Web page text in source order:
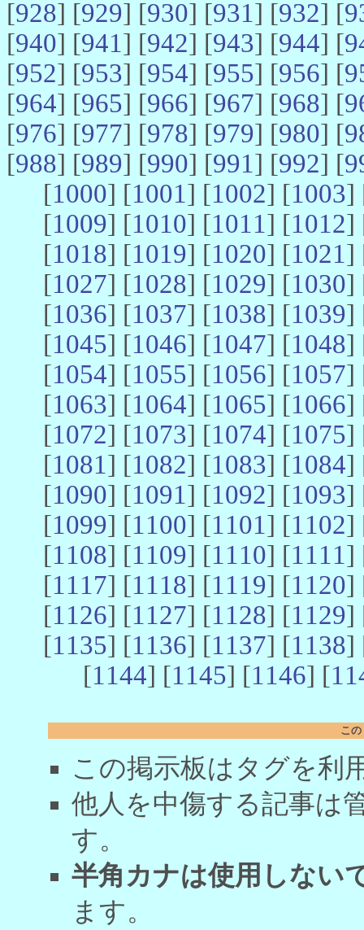
[928] [929] [930] [931] [932] [
[940] [941] [942] [943] [944] [
[952] [953] [954] [955] [956] [
[964] [965] [966] [967] [968] [
[976] [977] [978] [979] [980] [
[988] [989] [990] [991] [992] [
[1000] [1001] [1002] [1003]
[1009] [1010] [1011] [1012]
[1018] [1019] [1020] [1021]
[1027] [1028] [1029] [1030]
[1036] [1037] [1038] [1039]
[1045] [1046] [1047] [1048]
[1054] [1055] [1056] [1057]
[1063] [1064] [1065] [1066]
[1072] [1073] [1074] [1075]
[1081] [1082] [1083] [1084]
[1090] [1091] [1092] [1093]
[1099] [1100] [1101] [1102]
[1108] [1109] [1110] [1111]
[1117] [1118] [1119] [1120]
[1126] [1127] [1128] [1129]
[1135] [1136] [1137] [1138]
[1144] [1145] [1146] [
こ
この掲示板はタグを利
他人を中傷する記事は
す。
半角カナは使用しない
ます。